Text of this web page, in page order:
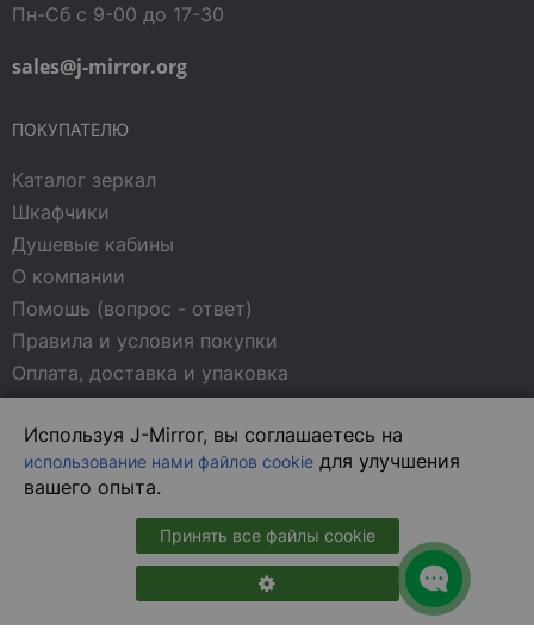
Используя J-Mirror, вы соглашаетесь на
использование нами файлов cookie для улучшения
вашего опыта.
Принять все файлы cookie
Пн-Сб с 9-00 до 17-30
sales@j-mirror.org
ПОКУПАТЕЛЮ
Каталог зеркал
Шкафчики
Душевые кабины
О компании
Помошь (вопрос - ответ)
Правила и условия покупки
Оплата, доставка и упаковка
Контакты
Политика конфиденциальности
Статьи о зеркалах